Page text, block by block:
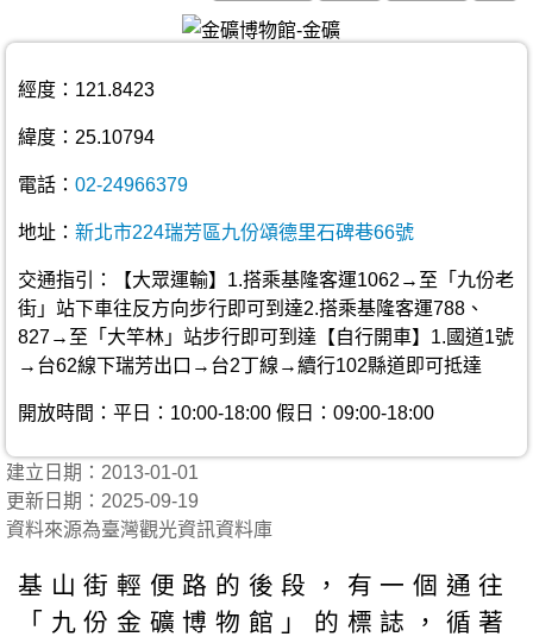
經度：121.8423
緯度：25.10794
電話： 02-24966379
地址： 新北市224瑞芳區九份頌德里石碑巷66號
交通指引：【大眾運輸】1.搭乘基隆客運1062→至「九份老
街」站下車往反方向步行即可到達2.搭乘基隆客運788、
827→至「大竿林」站步行即可到達【自行開車】1.國道1號
→台62線下瑞芳出口→台2丁線→續行102縣道即可抵達
開放時間：平日：10:00-18:00 假日：09:00-18:00
建立日期：2013-01-01
更新日期：2025-09-19
資料來源為臺灣觀光資訊資料庫
基山街輕便路的後段，有一個通往
「九份金礦博物館」的標誌，循著